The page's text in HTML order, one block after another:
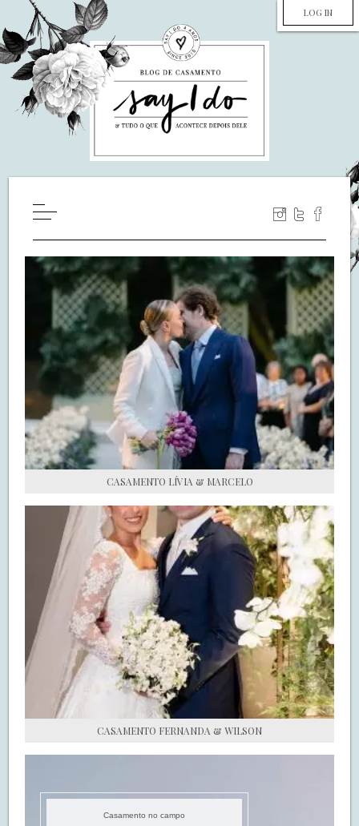
LOG IN
WILL YOU MARRY ME?
LUA DE MEL
COZINHA
DECORAÇÃO
DE NOIVA PRA NOIVA
S.O.S CASADAS
FALE COM O SAY I DO
CASAMENTO LÍVIA & MARCELO
CASAMENTO FERNANDA & WILSON
Casamento no campo